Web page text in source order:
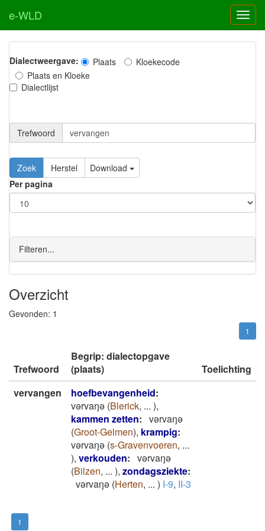
e-WLD
Dialectweergave: Plaats
Kloekecode
Plaats en Kloeke
Dialectlijst
Trefwoord
Download
Per pagina
Filteren...
Overzicht
Gevonden: 1
1
Trefwoord
Begrip: dialectopgave
(plaats)
Toelichting
vervangen
hoefbevangenheid:
vǝrvaŋǝ (Blerick, ... ),
kammen zetten: vǝrvaŋǝ
(Groot-Gelmen), krampig:
vǝrvaŋǝ (s-Gravenvoeren, ...
), verkouden: vǝrvaŋǝ
(Bilzen, ... ), zondagsziekte:
vǝrvaŋǝ (Herten, ... ) I-9, II-3
1